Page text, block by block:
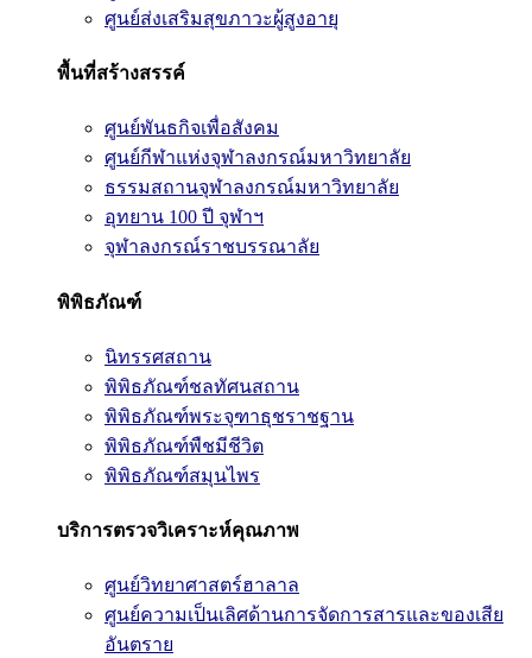
ศูนย์ส่งเสริมสุขภาวะผู้สูงอายุ
พื้นที่สร้างสรรค์
ศูนย์พันธกิจเพื่อสังคม
ศูนย์กีฬาแห่งจุฬาลงกรณ์มหาวิทยาลัย
ธรรมสถานจุฬาลงกรณ์มหาวิทยาลัย
อุทยาน 100 ปี จุฬาฯ
จุฬาลงกรณ์ราชบรรณาลัย
พิพิธภัณฑ์
นิทรรศสถาน
พิพิธภัณฑ์ชลทัศนสถาน
พิพิธภัณฑ์พระจุฑาธุชราชฐาน
พิพิธภัณฑ์พืชมีชีวิต
พิพิธภัณฑ์สมุนไพร
บริการตรวจวิเคราะห์คุณภาพ
ศูนย์วิทยาศาสตร์ฮาลาล
ศูนย์ความเป็นเลิศด้านการจัดการสารและของเสีย
อันตราย